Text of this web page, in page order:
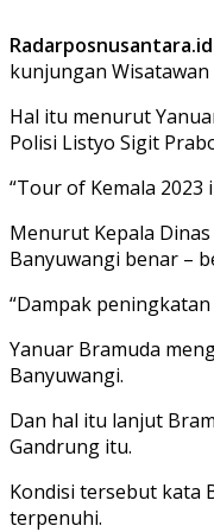
Radarposnusantara.id
kunjungan
Hal itu menurut
Polisi Listyo Sigit
“Tour of Kemala
Menurut Kepala
Banyuwangi benar –
“Dampak
Yanuar Bramuda
Banyuwangi.
Dan hal itu lanjut
Gandrung itu.
Kondisi tersebut kata
terpenuhi.